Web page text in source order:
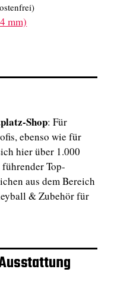
mm)
Shop: Für
ebenso wie für
hier über 1.000
Top-
aus dem Bereich
& Zubehör für